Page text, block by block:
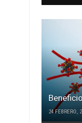
24 FEBRERO,